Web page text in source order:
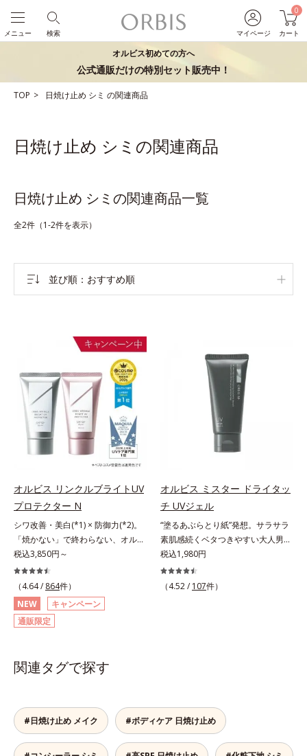
マイページ
0
カート
検索
メニュー
オルビス初めての方へ
公式通販だけの特別セット販売中！
TOP 日焼け止め シミ の関連商品
日焼け止め シミの関連商品
日焼け止め シミの関連商品一覧
全2件（1-2件を表示）
並び順 おすすめ順
オルビス リンクルブライトUV
プロテクター N
シワ改善・美白(*1) × 防御力(*2)。
「焼かない」で終わらない、オルビ
ス最高峰(*3)日焼け止め。シワ改
善・美白(*1) × 防御力(*2)「焼かな
い」で終わらないオルビス最高峰
(*3)顔用日焼け止めです。ポーラ化
成の独自研究による、紫外線に反応
して強固な膜を形成する技術「瞬間
厚く強靭に進化することで、紫外線
(*6)します。有効成分「ナイアシン
アミド」配合。真皮のコラーゲン産
生を促進し今あるシワを改善。メラ
税込3,850円～
（4.64 / 864件）
NEW
キャンペーン
通販限定
オルビス ミスター ドライタッ
チ UVジェル
“塗るあぶらとり紙”発想。サラサラ
素肌感続くベタつきやすい大人男性
肌のための日焼け止めジェル。メン
ズブランド「オルビス ミスター」
の日焼け止めです。SPF50+・
分を抱え込む技術を採用しました。
さらに皮脂吸着パウダー(*2)も配
合。ベタつきにくいみずみずしい使
税込1,980円
（4.52 / 107件）
関連タグで探す
#日焼け止め メイク #ボディケア 日焼け止め